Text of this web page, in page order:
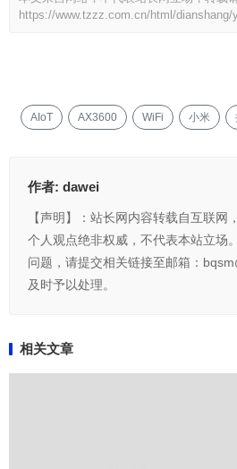
https://www.tzzz.com.cn/html/dianshang/
AIoT AX3600 WiFi 小米
作者: dawei
【声明】：站长网内容转载自互联网
个人观点绝非权威，不代表本站立场
问题，请提交相关链接至邮箱：
及时予以处理。
相关文章